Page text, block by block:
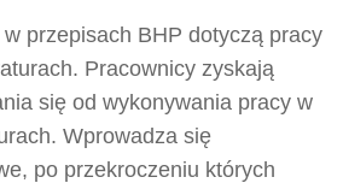
przepisach BHP dotyczą pracy
Pracownicy zyskają
się od wykonywania pracy w
Wprowadza się
po przekroczeniu których